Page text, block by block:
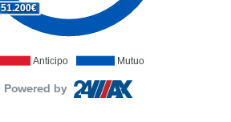
Anticipo Mutuo
51.200€
Powered by